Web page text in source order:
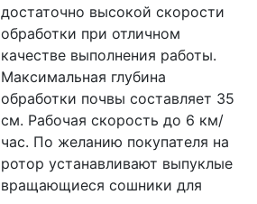
достаточно высокой скорости
обработки при отличном
качестве выполнения работы.
Максимальная глубина
обработки почвы составляет 35
см. Рабочая скорость до 6 км/
час. По желанию покупателя на
ротор устанавливают выпуклые
вращающиеся сошники для